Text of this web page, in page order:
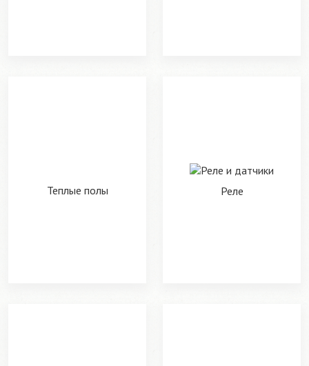
Теплые полы Реле